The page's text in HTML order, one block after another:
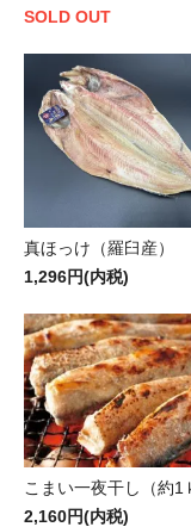
SOLD OUT
真ほっけ（羅臼産）
1,296円(内税)
こまい一夜干し（約1
2,160円(内税)